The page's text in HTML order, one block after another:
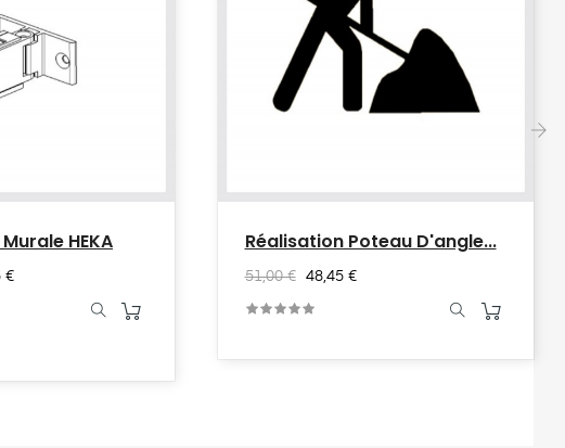
HEKA
€
Réalisation Poteau D'angle...
51,00 € 48,45 €